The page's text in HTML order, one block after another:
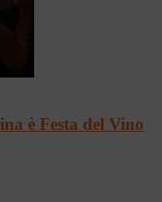
è Festa del Vino